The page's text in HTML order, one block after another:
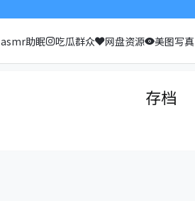
asmr助眠 吃瓜群众 网盘资源 美图写真
存档